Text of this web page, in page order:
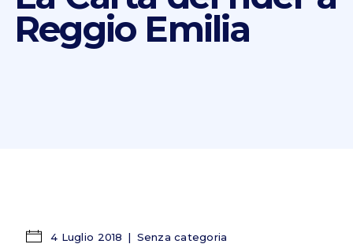
Reggio Emilia
4 Luglio 2018 Senza categoria